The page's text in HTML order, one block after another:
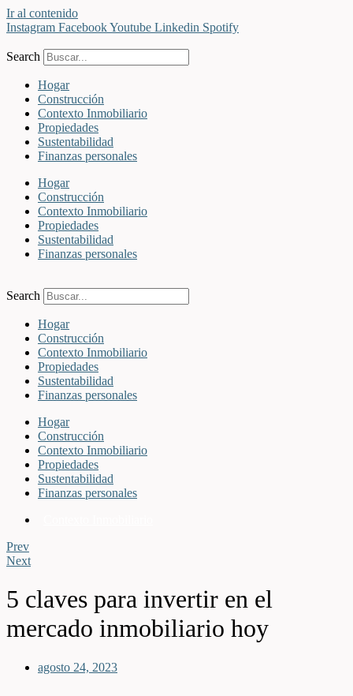
Ir al contenido
Instagram FacebookYoutube Linkedin Spotify
Search
Hogar
Construcción
Contexto Inmobiliario
Propiedades
Sustentabilidad
Finanzas personales
Hogar
Construcción
Contexto Inmobiliario
Propiedades
Sustentabilidad
Finanzas personales
Search
Hogar
Construcción
Contexto Inmobiliario
Propiedades
Sustentabilidad
Finanzas personales
Hogar
Construcción
Contexto Inmobiliario
Propiedades
Sustentabilidad
Finanzas personales
Prev
Next
5 claves para invertir en el
mercado inmobiliario hoy
agosto 24, 2023